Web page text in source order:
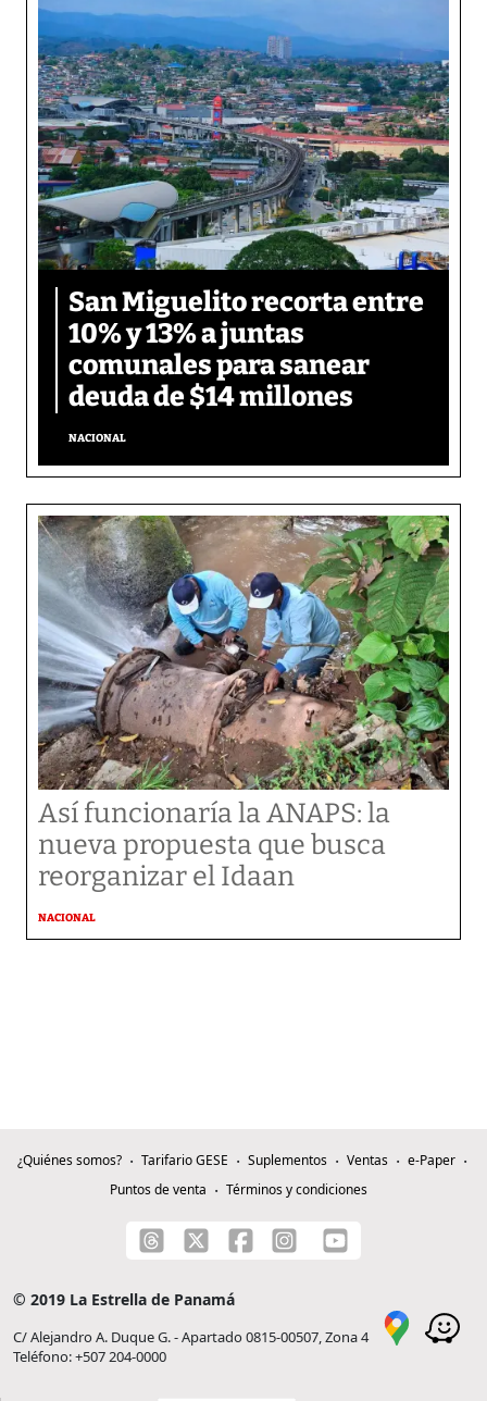
San Miguelito recorta entre
10% y 13% a juntas
comunales para sanear
deuda de $14 millones
NACIONAL
Así funcionaría la ANAPS: la
nueva propuesta que busca
reorganizar el Idaan
NACIONAL
¿Quiénes somos? Tarifario GESE Suplementos Ventas
e-Paper
Puntos de venta
Términos y condiciones
© 2019 La Estrella de Panamá
C/ Alejandro A. Duque G. - Apartado 0815-00507, Zona 4
Teléfono: +507 204-0000